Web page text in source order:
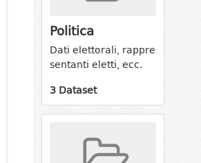
Politica
Dati elettorali, rappre
sentanti eletti, ecc.
3 Dataset